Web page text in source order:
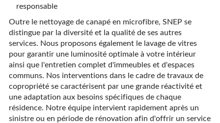
responsable
Outre le nettoyage de canapé en microfibre, SNEP se
distingue par la diversité et la qualité de ses autres
services. Nous proposons également le lavage de vitres
pour garantir une luminosité optimale à votre intérieur
ainsi que l'entretien complet d'immeubles et d'espaces
communs. Nos interventions dans le cadre de travaux de
copropriété se caractérisent par une grande réactivité et
une adaptation aux besoins spécifiques de chaque
résidence. Notre équipe intervient rapidement après un
sinistre ou en période de rénovation afin d'offrir un service